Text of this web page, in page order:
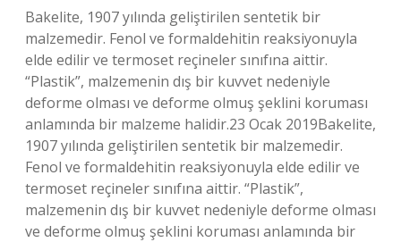
Bakelite, 1907 yılında geliştirilen sentetik bir
malzemedir. Fenol ve formaldehitin reaksiyonuyla
elde edilir ve termoset reçineler sınıfına aittir.
“Plastik”, malzemenin dış bir kuvvet nedeniyle
deforme olması ve deforme olmuş şeklini koruması
anlamında bir malzeme halidir.23 Ocak 2019Bakelite,
1907 yılında geliştirilen sentetik bir malzemedir.
Fenol ve formaldehitin reaksiyonuyla elde edilir ve
termoset reçineler sınıfına aittir. “Plastik”,
malzemenin dış bir kuvvet nedeniyle deforme olması
ve deforme olmuş şeklini koruması anlamında bir